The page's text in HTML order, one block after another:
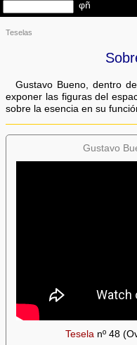
Teselas
Gustavo Bueno, dentro
exponer las figuras del
sobre la esencia en su
Gustavo
Tesela nº 48